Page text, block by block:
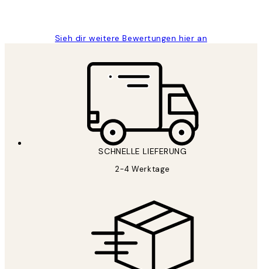
Sieh dir weitere Bewertungen hier an
SCHNELLE LIEFERUNG
2-4 Werktage